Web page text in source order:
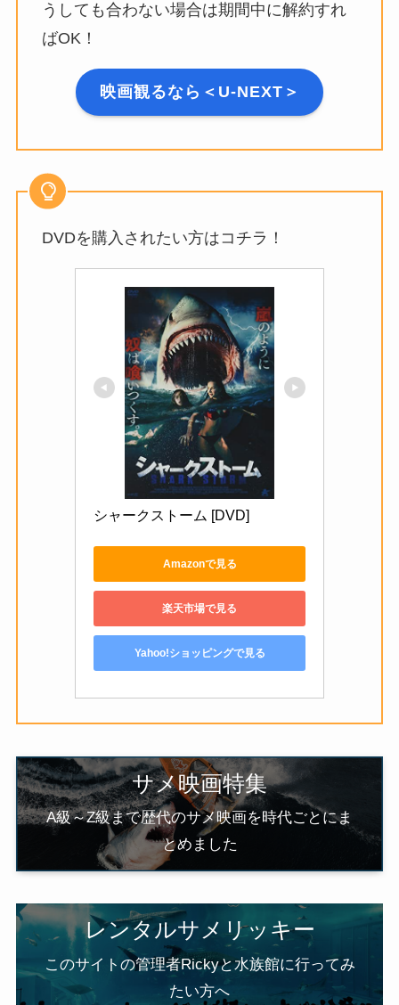
うしても合わない場合は期間中に解約すれ
ばOK！
映画観るなら＜U-NEXT＞
DVDを購入されたい方はコチラ！
シャークストーム [DVD]
Amazonで見る
楽天市場で見る
Yahoo!ショッピングで見る
サメ映画特集
A級～Z級まで歴代のサメ映画を時代ごとにま
とめました
レンタルサメリッキー
このサイトの管理者Rickyと水族館に行ってみ
たい方へ